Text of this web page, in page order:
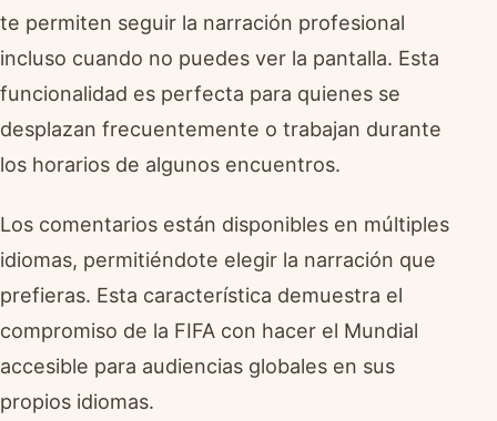
te permiten seguir la narración profesional
incluso cuando no puedes ver la pantalla. Esta
funcionalidad es perfecta para quienes se
desplazan frecuentemente o trabajan durante
los horarios de algunos encuentros.
Los comentarios están disponibles en múltiples
idiomas, permitiéndote elegir la narración que
prefieras. Esta característica demuestra el
compromiso de la FIFA con hacer el Mundial
accesible para audiencias globales en sus
propios idiomas.